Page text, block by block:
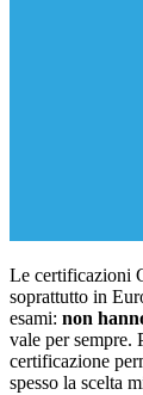
Le certificazioni
soprattutto in
esami: non
vale per sempre.
certificazione
spesso la scelta